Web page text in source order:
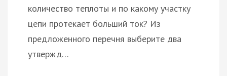
количество теплоты и по какому участку
цепи протекает больший ток? Из
предложенного перечня выберите два
утвержд…